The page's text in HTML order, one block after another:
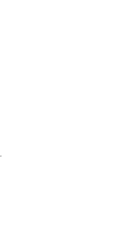
.